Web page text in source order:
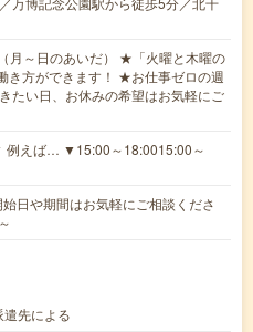
月～日のあいだ） ★「火曜と木曜の
き方ができます！ ★お仕事ゼロの週
たい日、お休みの希望はお気軽にご
例えば… ▼15:00～18:0015:00～
日や期間はお気軽にご相談くださ
先による